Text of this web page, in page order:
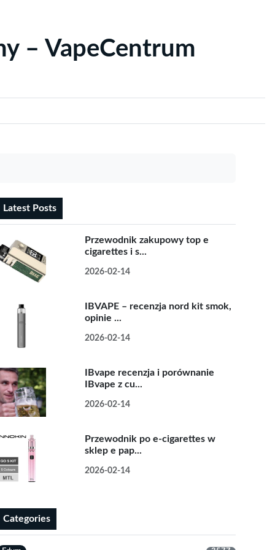
– VapeCentrum
Latest Posts
Przewodnik zakupowy top e
cigarettes i s...
2026-02-14
IBVAPE – recenzja nord kit smok,
opinie ...
2026-02-14
IBvape recenzja i porównanie
IBvape z cu...
2026-02-14
Przewodnik po e-cigarettes w
sklep e pap...
2026-02-14
Categories